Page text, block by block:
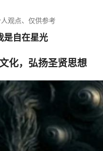
观点、仅供参考
是自在星光
化，弘扬圣贤思想